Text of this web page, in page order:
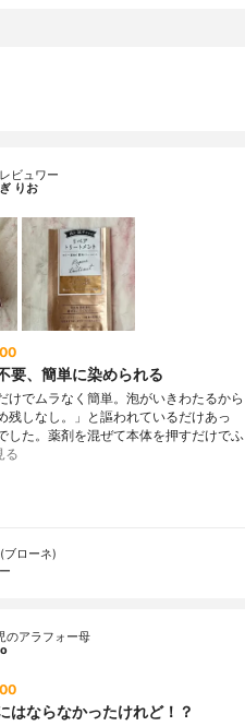
ビュワー
りお
要、簡単に染められる
けでムラなく簡単。泡がいきわたるから
残しなし。」と謳われているだけあっ
した。薬剤を混ぜて本体を押すだけでふ
る
ブローネ)
のアラフォー母
はならなかったけれど！？